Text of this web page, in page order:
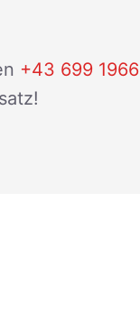
+43 699 1966